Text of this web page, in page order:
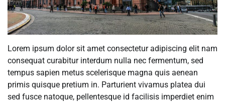
Lorem ipsum dolor sit amet consectetur adipiscing elit nam
consequat curabitur interdum nulla nec fermentum, sed
tempus sapien metus scelerisque magna quis aenean
primis quisque pretium in. Parturient vivamus platea dui
sed fusce natoque, pellentesque id facilisis imperdiet enim